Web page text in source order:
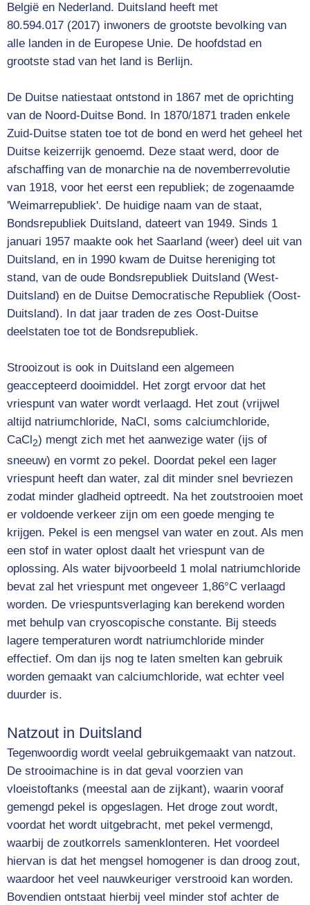
België en Nederland. Duitsland heeft met
80.594.017 (2017) inwoners de grootste bevolking van
alle landen in de Europese Unie. De hoofdstad en
grootste stad van het land is Berlijn.
De Duitse natiestaat ontstond in 1867 met de oprichting
van de Noord-Duitse Bond. In 1870/1871 traden enkele
Zuid-Duitse staten toe tot de bond en werd het geheel het
Duitse keizerrijk genoemd. Deze staat werd, door de
afschaffing van de monarchie na de novemberrevolutie
van 1918, voor het eerst een republiek; de zogenaamde
'Weimarrepubliek'. De huidige naam van de staat,
Bondsrepubliek Duitsland, dateert van 1949. Sinds 1
januari 1957 maakte ook het Saarland (weer) deel uit van
Duitsland, en in 1990 kwam de Duitse hereniging tot
stand, van de oude Bondsrepubliek Duitsland (West-
Duitsland) en de Duitse Democratische Republiek (Oost-
Duitsland). In dat jaar traden de zes Oost-Duitse
deelstaten toe tot de Bondsrepubliek.
Strooizout is ook in Duitsland een algemeen
geaccepteerd dooimiddel. Het zorgt ervoor dat het
vriespunt van water wordt verlaagd. Het zout (vrijwel
altijd natriumchloride, NaCl, soms calciumchloride,
CaCl2) mengt zich met het aanwezige water (ijs of
sneeuw) en vormt zo pekel . Doordat pekel een lager
vriespunt heeft dan water, zal dit minder snel bevriezen
zodat minder gladheid optreedt. Na het zoutstrooien moet
er voldoende verkeer zijn om een goede menging te
krijgen. Pekel is een mengsel van water en zout. Als men
een stof in water oplost daalt het vriespunt van de
oplossing. Als water bijvoorbeeld 1 molal natriumchloride
bevat zal het vriespunt met ongeveer 1,86°C verlaagd
worden. De vriespuntsverlaging kan berekend worden
met behulp van cryoscopische constante. Bij steeds
lagere temperaturen wordt natriumchloride minder
effectief. Om dan ijs nog te laten smelten kan gebruik
worden gemaakt van calciumchloride, wat echter veel
duurder is.
Natzout in Duitsland
Tegenwoordig wordt veelal gebruikgemaakt van natzout.
De strooimachine is in dat geval voorzien van
vloeistoftanks (meestal aan de zijkant), waarin vooraf
gemengd pekel is opgeslagen. Het droge zout wordt,
voordat het wordt uitgebracht, met pekel vermengd,
waarbij de zoutkorrels samenklonteren. Het voordeel
hiervan is dat het mengsel homogener is dan droog zout,
waardoor het veel nauwkeuriger verstrooid kan worden.
Bovendien ontstaat hierbij veel minder stof achter de